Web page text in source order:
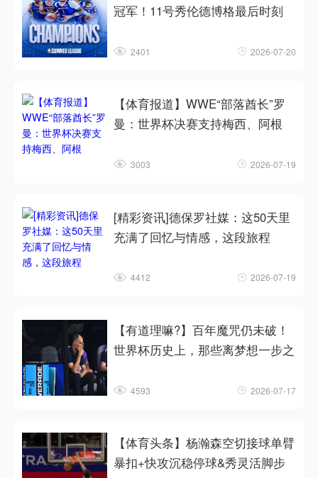
冠军！11号秀伦德博格最后时刻
2401 2026-07-20
【体育报道】WWE“部落酋长”罗
曼：世界杯决赛支持梅西、阿根
3003 2026-07-19
[精彩资讯]德保罗社媒：这50天里
充满了回忆与情感，这段旅程
4412 2026-07-19
【有道理嘛?】百年魔咒仍未破！
世界杯历史上，那些离梦想一步之
4593 2026-07-17
【体育头条】杨瀚森空切接球单臂
暴扣+快攻沉稳停球&秀灵活脚步